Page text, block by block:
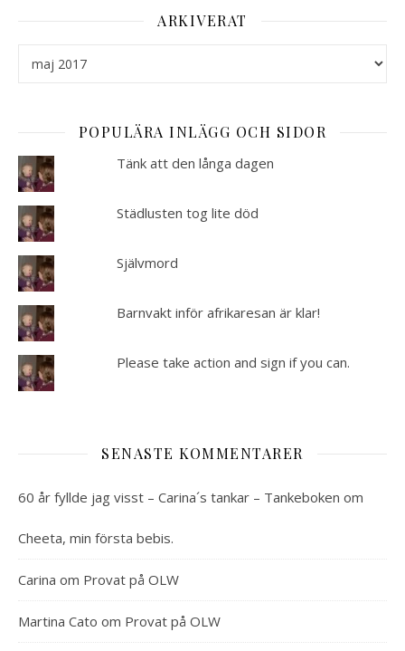
ARKIVERAT
POPULÄRA INLÄGG OCH SIDOR
Tänk att den långa dagen
Städlusten tog lite död
Självmord
Barnvakt inför afrikaresan är klar!
Please take action and sign if you can.
SENASTE KOMMENTARER
60 år fyllde jag visst – Carina´s tankar – Tankeboken om
Cheeta, min första bebis.
Carina om Provat på OLW
Martina Cato om Provat på OLW